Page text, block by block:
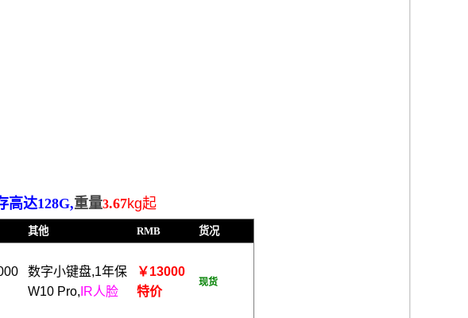
高达128G,重量3.67kg起
其他 RMB 货况
数字小键盘,1年保
W10 Pro, IR人脸
￥13000
特价
现货